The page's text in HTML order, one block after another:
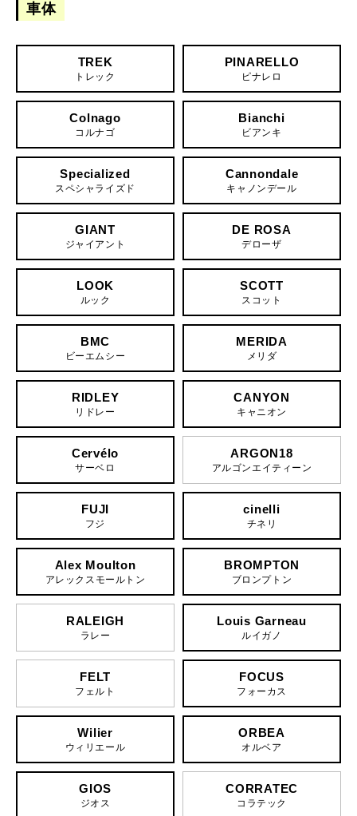
車体
TREK
トレック
PINARELLO
ピナレロ
Colnago
コルナゴ
Bianchi
ビアンキ
Specialized
スペシャライズド
Cannondale
キャノンデール
GIANT
ジャイアント
DE ROSA
デローザ
LOOK
ルック
SCOTT
スコット
BMC
ビーエムシー
MERIDA
メリダ
RIDLEY
リドレー
CANYON
キャニオン
Cervélo
サーベロ
ARGON18
アルゴンエイティーン
FUJI
フジ
cinelli
チネリ
Alex Moulton
アレックスモールトン
BROMPTON
ブロンプトン
RALEIGH
ラレー
Louis Garneau
ルイガノ
FELT
フェルト
FOCUS
フォーカス
Wilier
ウィリエール
ORBEA
オルベア
GIOS
ジオス
CORRATEC
コラテック